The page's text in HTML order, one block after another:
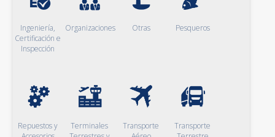
Ingeniería,
Certificación e
Inspección
Organizaciones Otras Pesqueros
Repuestos y
Terminales
Transporte
Transporte